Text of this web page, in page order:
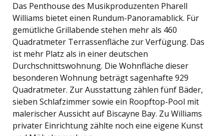
Das Penthouse des Musikproduzenten Pharell
Williams bietet einen Rundum-Panoramablick. Für
gemütliche Grillabende stehen mehr als 460
Quadratmeter Terrassenfläche zur Verfügung. Das
ist mehr Platz als in einer deutschen
Durchschnittswohnung. Die Wohnfläche dieser
besonderen Wohnung beträgt sagenhafte 929
Quadratmeter. Zur Ausstattung zählen fünf Bäder,
sieben Schlafzimmer sowie ein Roopftop-Pool mit
malerischer Aussicht auf Biscayne Bay. Zu Williams
privater Einrichtung zählte noch eine eigene Kunst